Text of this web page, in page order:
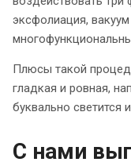
эксфолиация,
Плюсы такой
гладкая и ровная,
буквально светится
С нами